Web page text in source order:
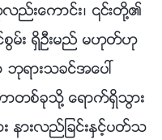
ည္းေကာင္း၊ ၎တို႔၏
စြမ္း ရွိဦးမည္ မဟုတ္ဟု
ရားသခင္အေပၚ
စ္ခုသို႔ ေရာက္ရွိသြား
ားလည္ျခင္းႏွင့္ပတ္သ